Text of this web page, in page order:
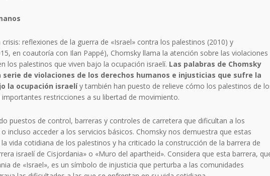
reflexiones de la guerra de «Israel» contra los palestinos (2010) y
en coautoría con Ilan Pappé), Chomsky llama la atención sobre las violaciones
los palestinos que viven bajo la ocupación israelí. Las palabras de Chomsky
de violaciones de los derechos humanos e injusticias que sufre la
la ocupación israelíy también han puesto de relieve cómo los palestinos de
restricciones a su libertad de movimiento.
puestos de control, barreras y controles de carretera que dificultan a los
incluso acceder a los servicios básicos. Chomsky nos demuestra que estas
vida cotidiana de los palestinos y ha criticado la construcción de la barrera de
israelí de Cisjordania» o «Muro del apartheid». Considera que esta barrera,
de «Israel», es un símbolo de injusticia que perturba a las comunidades